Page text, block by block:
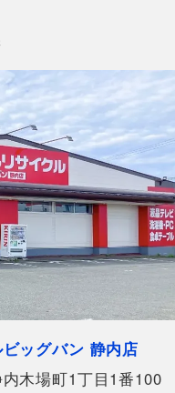
オンラインストアの出
イプ】アナログ表示
ッグバン 静内店
木場町1丁目1番100